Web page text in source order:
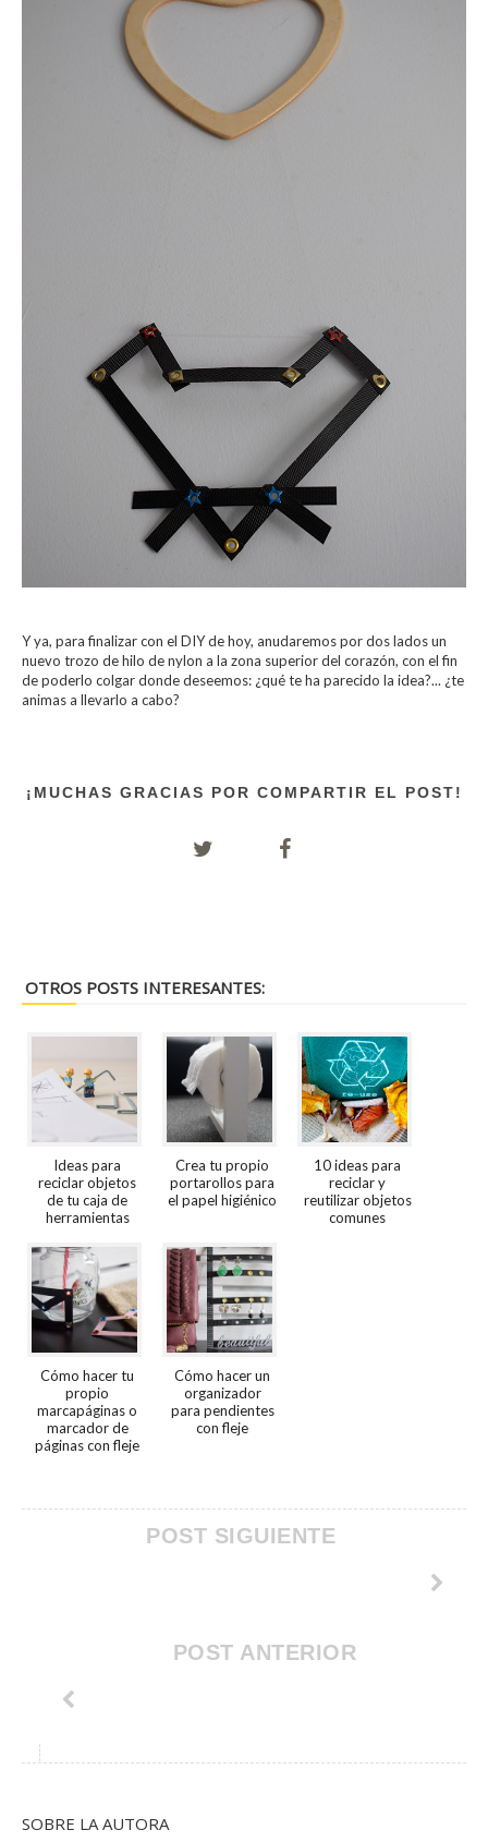
Y ya, para finalizar con el DIY de hoy, anudaremos por dos lados un
nuevo trozo de hilo de nylon a la zona superior del corazón, con el fin
de poderlo colgar donde deseemos: ¿qué te ha parecido la idea?... ¿te
animas a llevarlo a cabo?
¡MUCHAS GRACIAS POR COMPARTIR EL POST!
OTROS POSTS INTERESANTES:
Ideas para
reciclar objetos
de tu caja de
herramientas
Crea tu propio
portarollos para
el papel higiénico
10 ideas para
reciclar y
reutilizar objetos
comunes
Cómo hacer tu
propio
marcapáginas o
marcador de
páginas con fleje
Cómo hacer un
organizador
para pendientes
con fleje
POST SIGUIENTE
POST ANTERIOR
SOBRE LA AUTORA